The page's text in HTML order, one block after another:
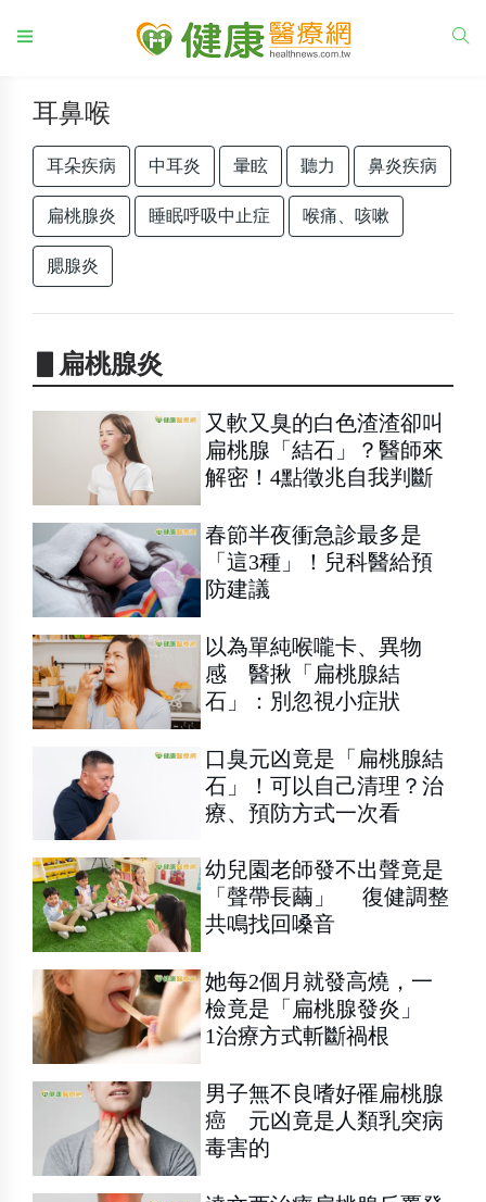
耳鼻喉
耳朵疾病 中耳炎 暈眩 聽力 鼻炎疾病
扁桃腺炎 睡眠呼吸中止症 喉痛、咳嗽
腮腺炎
▋扁桃腺炎
又軟又臭的白色渣渣卻叫
扁桃腺「結石」？醫師來
解密！4點徵兆自我判斷
春節半夜衝急診最多是
「這3種」！兒科醫給預
防建議
以為單純喉嚨卡、異物
感 醫揪「扁桃腺結
石」：別忽視小症狀
口臭元凶竟是「扁桃腺結
石」！可以自己清理？治
療、預防方式一次看
幼兒園老師發不出聲竟是
「聲帶長繭」 復健調整
共鳴找回嗓音
她每2個月就發高燒，一
檢竟是「扁桃腺發炎」
1治療方式斬斷禍根
男子無不良嗜好罹扁桃腺
癌 元凶竟是人類乳突病
毒害的